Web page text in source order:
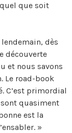
que soit
dès
découverte
et nous savons
Le road-book
C’est primordial
sont quasiment
est la
»